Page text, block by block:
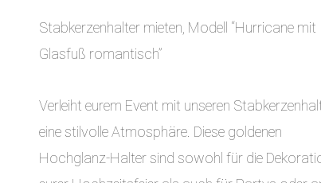
Stabkerzenhalter mieten, Modell “Hurricane mit
Glasfuß romantisch”
Verleiht eurem Event mit unseren
eine stilvolle Atmosphäre. Diese goldenen
Hochglanz-Halter sind sowohl für die